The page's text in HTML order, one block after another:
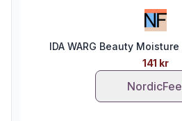
IDA WARG Beauty
141 kr